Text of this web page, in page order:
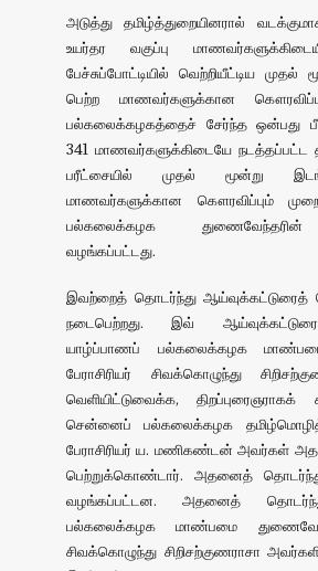
அடுத்து தமிழ்த்துறையினரால்
உயர்தர வகுப்பு
பேச்சுப்போட்டியில் வெற்றியீட்டிய
பெற்ற மாணவர்களுக்கான
பல்கலைக்கழகத்தைச் சேர்ந்த ஒன்பது
341 மாணவர்களுக்கிடையே நடத்தப்பட்ட
பரீட்சையில் முதல் மூன்று
மாணவர்களுக்கான கௌரவிப்பும்
பல்கலைக்கழக
வழங்கப்பட்டது.
இவற்றைத் தொடர்ந்து ஆய்வுக்கட்டுரைத்
நடைபெற்றது. இவ்
யாழ்ப்பாணப் பல்கலைக்கழக
பேராசிரியர் சிவக்கொழுந்து
வெளியிட்டுவைக்க, திறப்புரைஞராகக்
சென்னைப் பல்கலைக்கழக
பேராசிரியர் ய. மணிகண்டன் அவர்கள்
பெற்றுக்கொண்டார். அதனைத் தொடர்ந்து
வழங்கப்பட்டன. அதனைத்
பல்கலைக்கழக மாண்பமை
சிவக்கொழுந்து சிறிசற்குணராசா